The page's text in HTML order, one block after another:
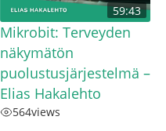
59:43
Mikrobit: Terveyden
näkymätön
puolustusjärjestelmä –
Elias Hakalehto
564views